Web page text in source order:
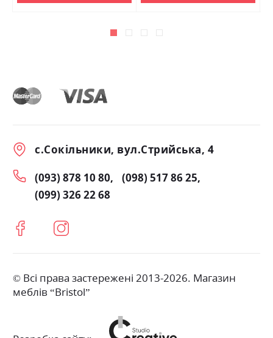
с.Сокільники, вул.Стрийська, 4
(093) 878 10 80
(098) 517 86 25
(099) 326 22 68
© Всі права застережені 2013-2026. Магазин
меблів “Bristol”